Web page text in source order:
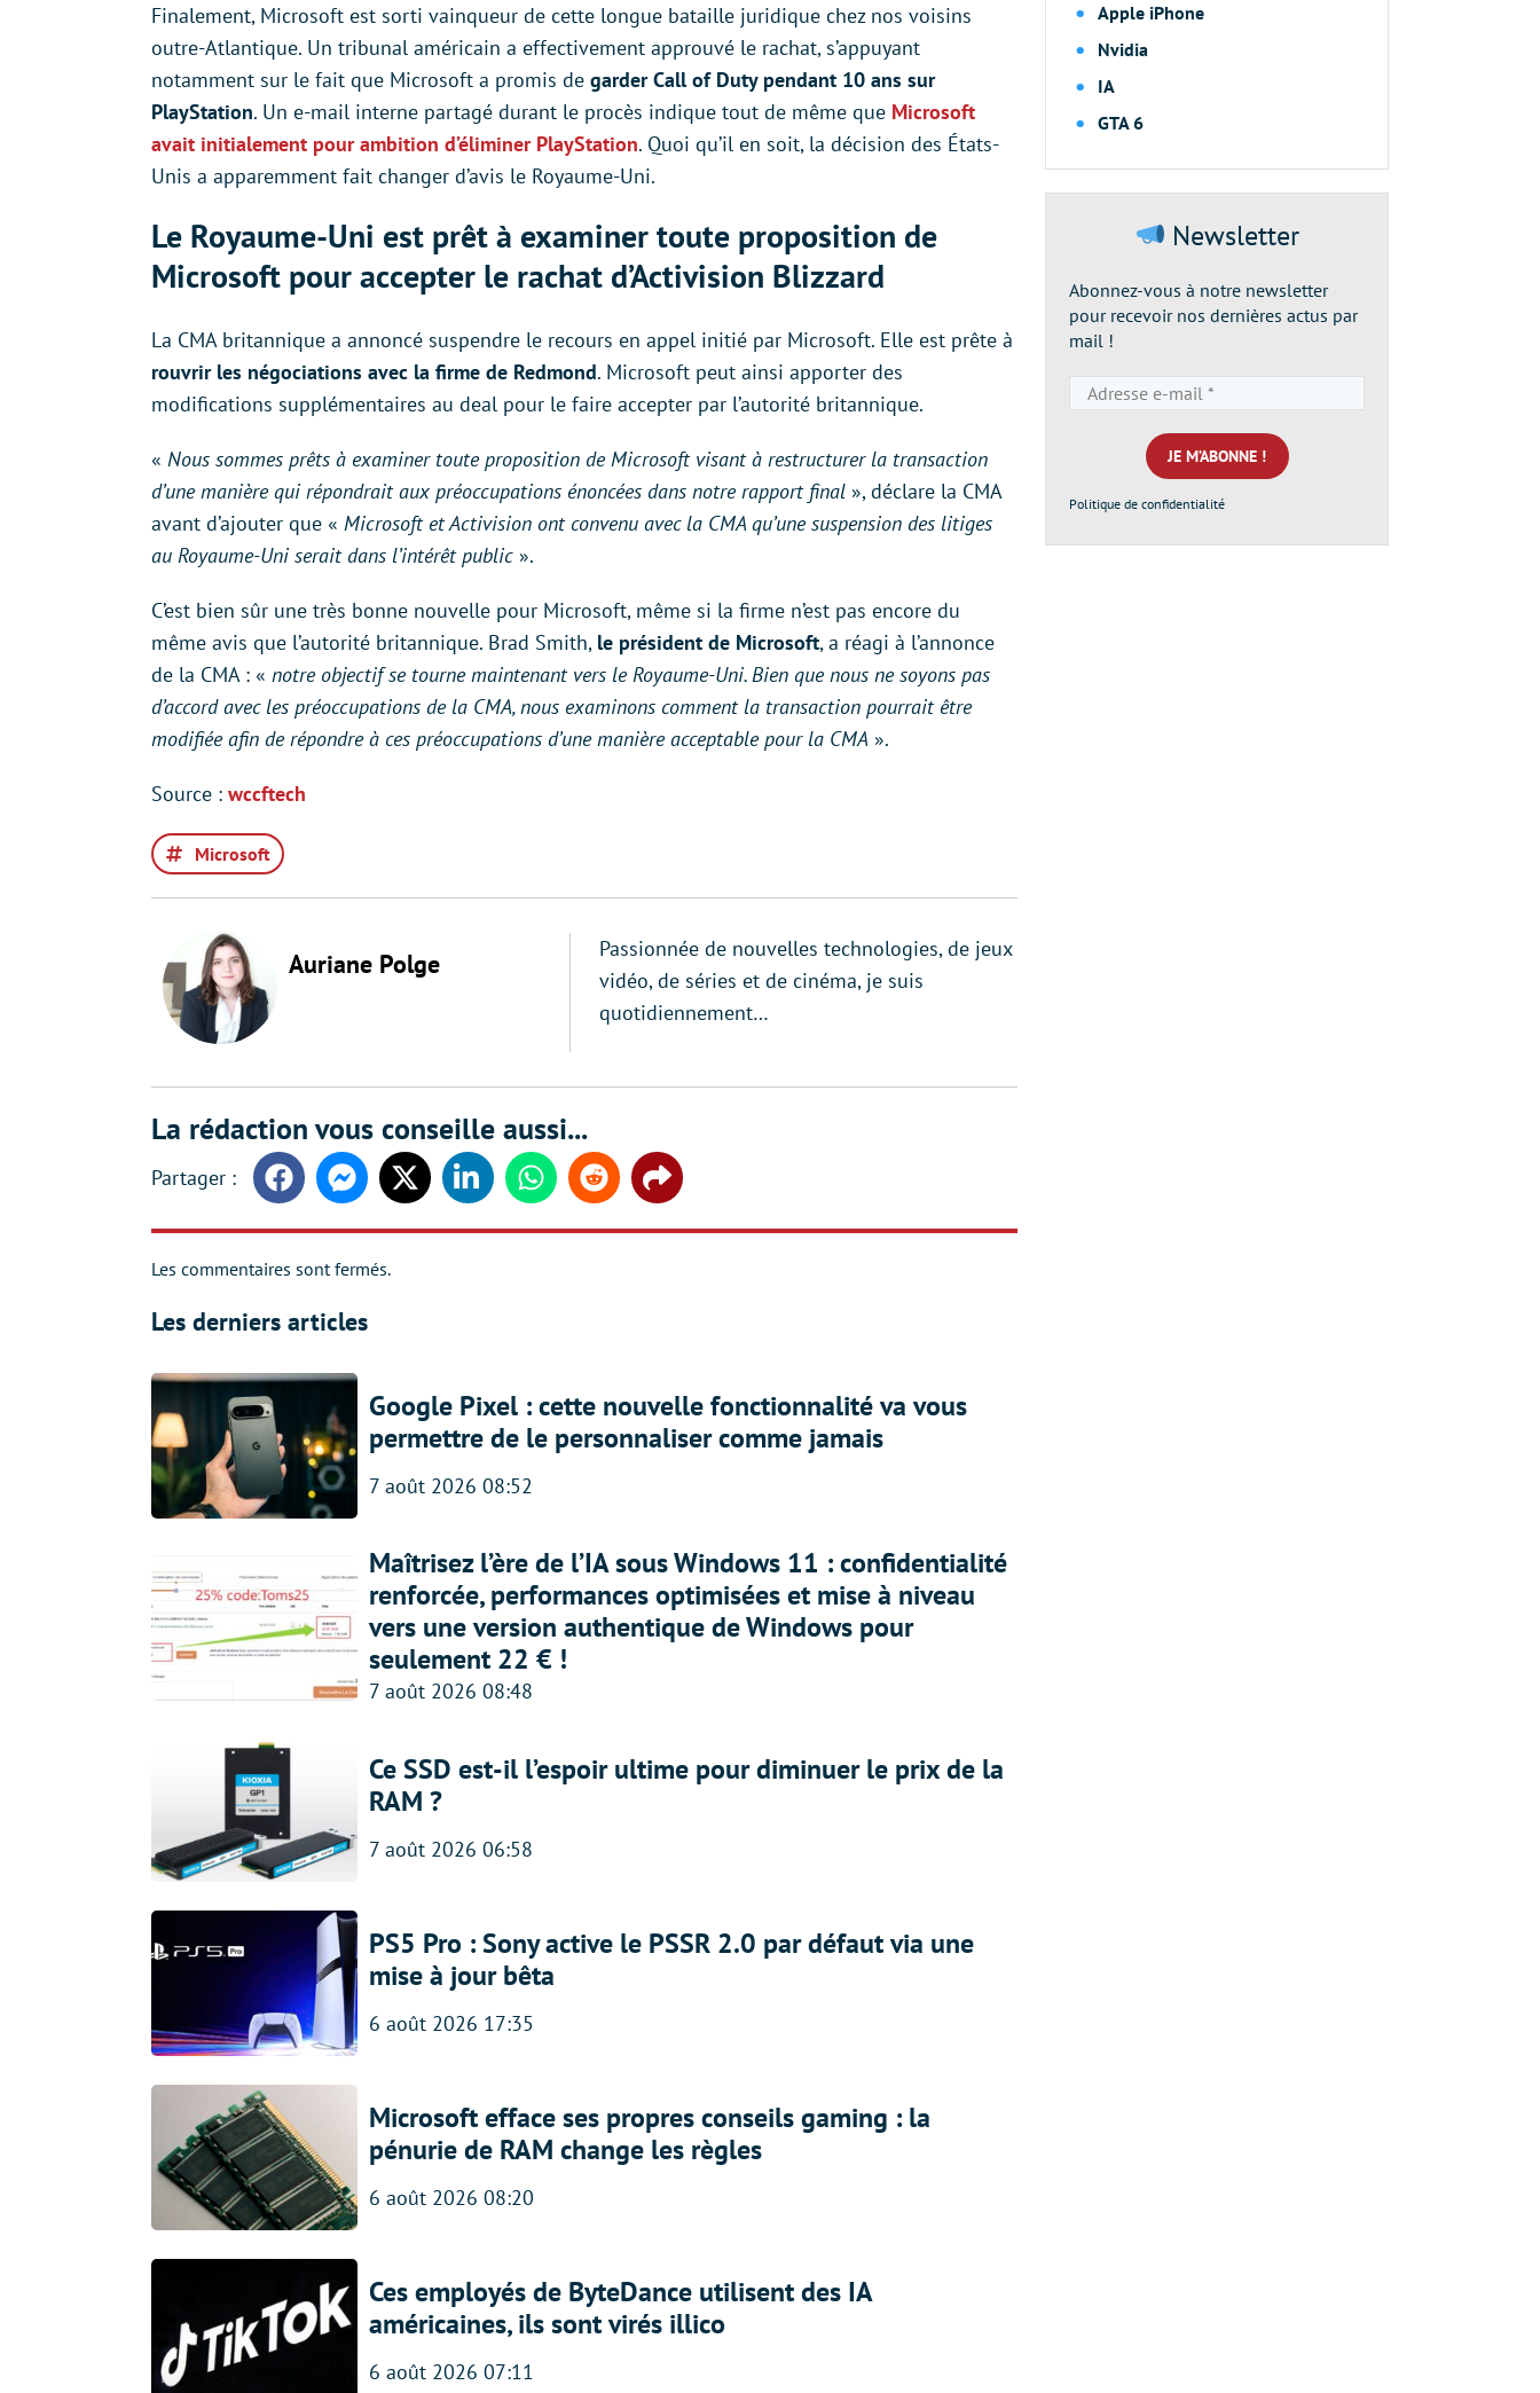
Finalement, Microsoft est sorti vainqueur de cette longue bataille juridique chez nos voisins
outre-Atlantique. Un tribunal américain a effectivement approuvé le rachat, s’appuyant
notamment sur le fait que Microsoft a promis de garder Call of Duty pendant 10 ans sur
PlayStation. Un e-mail interne partagé durant le procès indique tout de même que Microsoft
avait initialement pour ambition d’éliminer PlayStation. Quoi qu’il en soit, la décision des États-
Unis a apparemment fait changer d’avis le Royaume-Uni.
Le Royaume-Uni est prêt à examiner toute proposition de
Microsoft pour accepter le rachat d’Activision Blizzard
La CMA britannique a annoncé suspendre le recours en appel initié par Microsoft. Elle est prête à
rouvrir les négociations avec la firme de Redmond. Microsoft peut ainsi apporter des
modifications supplémentaires au deal pour le faire accepter par l’autorité britannique.
« Nous sommes prêts à examiner toute proposition de Microsoft visant à restructurer la transaction
d’une manière qui répondrait aux préoccupations énoncées dans notre rapport final », déclare la CMA
avant d’ajouter que « Microsoft et Activision ont convenu avec la CMA qu’une suspension des litiges
au Royaume-Uni serait dans l’intérêt public ».
C’est bien sûr une très bonne nouvelle pour Microsoft, même si la firme n’est pas encore du
même avis que l’autorité britannique. Brad Smith, le président de Microsoft, a réagi à l’annonce
de la CMA : « notre objectif se tourne maintenant vers le Royaume-Uni. Bien que nous ne soyons pas
d’accord avec les préoccupations de la CMA, nous examinons comment la transaction pourrait être
modifiée afin de répondre à ces préoccupations d’une manière acceptable pour la CMA ».
Source : wccftech
Microsoft
Auriane Polge
Passionnée de nouvelles technologies, de jeux
vidéo, de séries et de cinéma, je suis
quotidiennement…
La rédaction vous conseille aussi...
FacebookMessengerTwitter LinkedinWhatsappReddit Share
Les commentaires sont fermés.
Les derniers articles
Google Pixel : cette nouvelle fonctionnalité va vous
permettre de le personnaliser comme jamais
7 août 2026 08:52
Maîtrisez l’ère de l’IA sous Windows 11 : confidentialité
renforcée, performances optimisées et mise à niveau
vers une version authentique de Windows pour
seulement 22 € !
7 août 2026 08:48
Ce SSD est-il l’espoir ultime pour diminuer le prix de la
RAM ?
7 août 2026 06:58
PS5 Pro : Sony active le PSSR 2.0 par défaut via une
mise à jour bêta
6 août 2026 17:35
Microsoft efface ses propres conseils gaming : la
pénurie de RAM change les règles
6 août 2026 08:20
Ces employés de ByteDance utilisent des IA
américaines, ils sont virés illico
6 août 2026 07:11
Apple iPhone
Nvidia
IA
GTA 6
Newsletter
Abonnez-vous à notre newsletter
pour recevoir nos dernières actus par
mail !
e-
mail
*
Politique de confidentialité